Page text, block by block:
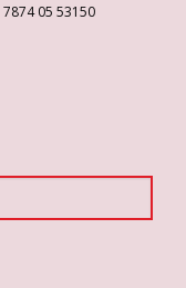
7874 05 53150